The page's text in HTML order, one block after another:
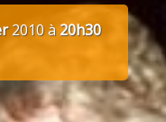
2010 à 20h30